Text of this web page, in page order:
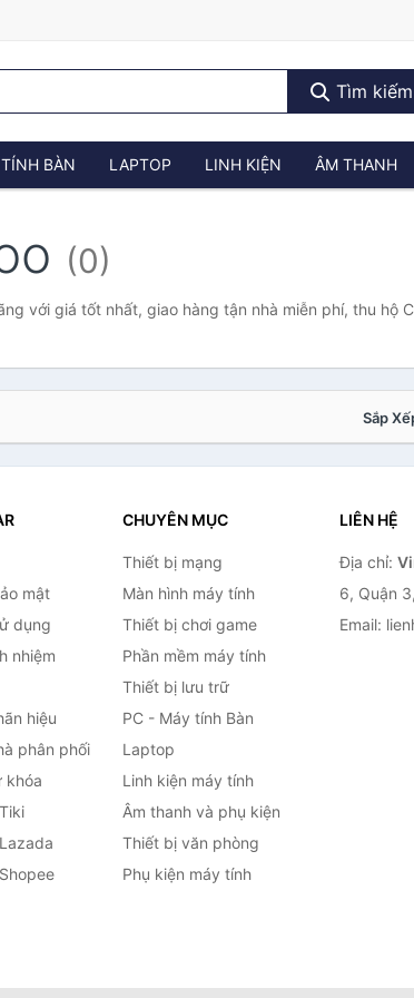
Tìm kiếm
BÀN LAPTOP LINH KIỆN ÂM THANH
(0)
với giá tốt nhất, giao hàng tận nhà miễn phí, thu hộ
Sắp
mật
dụng
nhiệm
hiệu
phân phối
khóa
CHUYÊN MỤC
Thiết bị mạng
Màn hình máy tính
Thiết bị chơi game
Phần mềm máy tính
Thiết bị lưu trữ
PC - Máy tính Bàn
Laptop
Linh kiện máy tính
Âm thanh và phụ kiện
Thiết bị văn phòng
Phụ kiện máy tính
LIÊN HỆ
Địa chỉ:
6, Quận
Email: